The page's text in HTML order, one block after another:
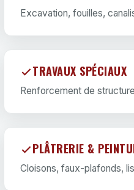
Excavation, fouilles,
TRAVAUX SPÉCIAUX
Renforcement de
PLÂTRERIE &
Cloisons, faux-plafonds,